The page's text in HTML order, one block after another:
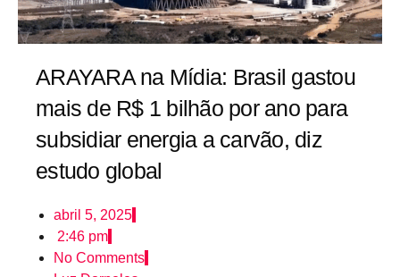
ARAYARA na Mídia: Brasil gastou
mais de R$ 1 bilhão por ano para
subsidiar energia a carvão, diz
estudo global
abril 5, 2025
2:46 pm
No Comments